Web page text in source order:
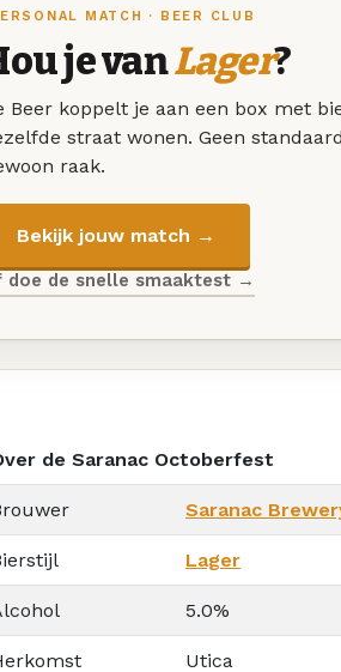
MATCH · BEER CLUB
je vanLager?
Beer koppelt je aan een box met
straat wonen. Geen
raak.
Bekijk jouw match →
doe de snelle smaaktest →
de Saranac Octoberfest
Saranac
Lager
5.0%
Utica